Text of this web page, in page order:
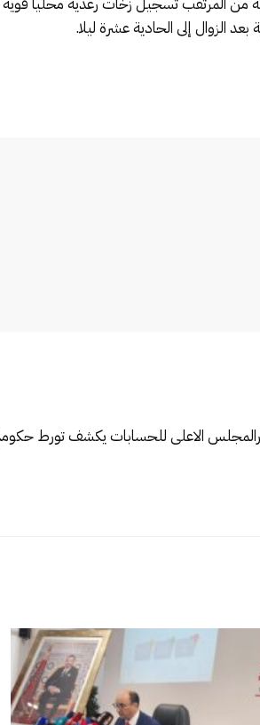
بعد الزوال إلى الحادية عشرة ليلا.
المجلس الاعلى للحسابات يكشف تورط